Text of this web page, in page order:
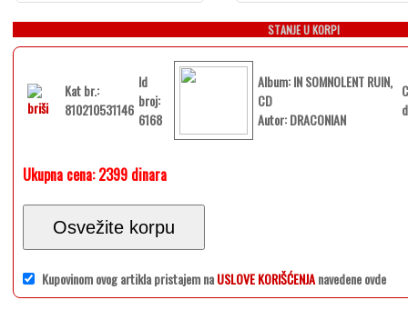
STANJE U KORPI
Kat br.:
810210531146
Id
broj:
6168
Album: IN SOMNOLENT RUIN,
CD
Autor: DRACONIAN
Ukupna cena:2399 dinara
Osvežite korpu
Kupovinom ovog artikla pristajem naUSLOVE KORIŠĆENJAnavedene ovde